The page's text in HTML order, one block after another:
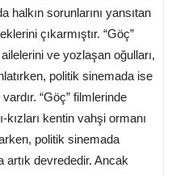
halkın sorunlarını yansıtan
çıkarmıştır. “Göç”
ve yozlaşan oğulları,
politik sinemada ise
“Göç” filmlerinde
kentin vahşi ormanı
politik sinemada
artık devrededir. Ancak